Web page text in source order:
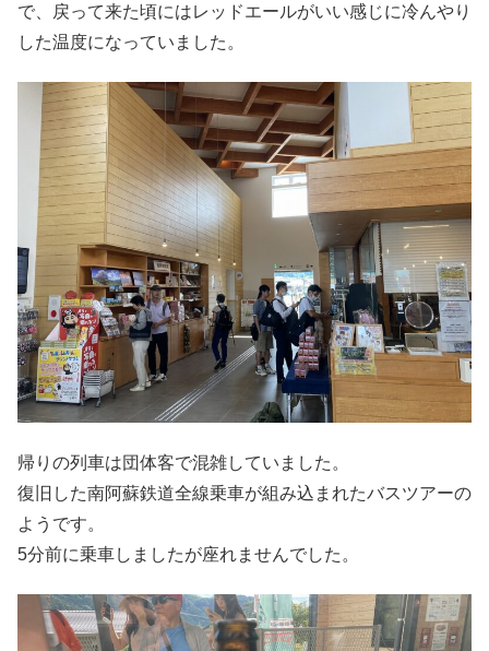
で、戻って来た頃にはレッドエールがいい感じに冷んやり
した温度になっていました。
帰りの列車は団体客で混雑していました。
復旧した南阿蘇鉄道全線乗車が組み込まれたバスツアーの
ようです。
5分前に乗車しましたが座れませんでした。